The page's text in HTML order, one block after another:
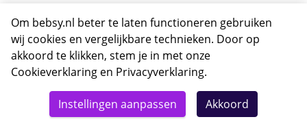
Exclusief
Toeristenbelasting
Te voldoen op locatie
Hotel Florida Lissabon
Details Deze reis nu boeken
Om bebsy.nl beter te laten functioneren gebruiken
wij cookies en vergelijkbare technieken. Door op
akkoord te klikken, stem je in met onze
Cookieverklaring en Privacyverklaring.
Instellingen aanpassen Akkoord